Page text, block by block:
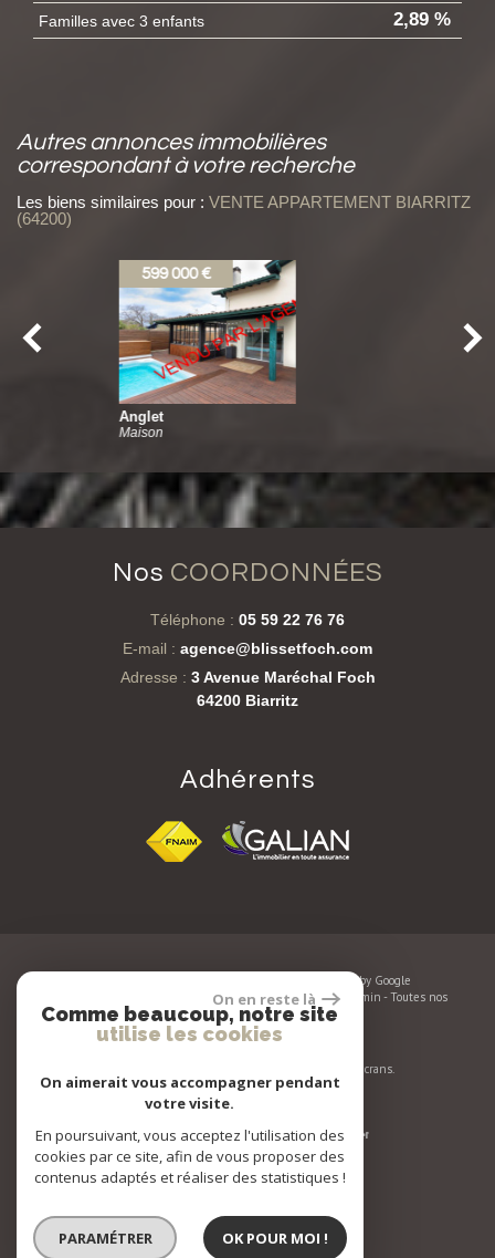
Familles avec 3 enfants 2,89 %
autres annonces immobilières
correspondant à votre recherche
Les biens similaires pour : VENTE APPARTEMENT BIARRITZ
(64200)
630 000 €
Appartement
nos COORDONNÉES
Téléphone : 05 59 22 76 76
E-mail : agence@blissetfoch.com
Adresse : 3 Avenue Maréchal Foch
64200 Biarritz
adhérents
© 2026 | Tous droits réservés | Traduction powered by Google
-Nos honoraires -Liens- Admin -Toutes nos
annonces- Politique RGPD
un seul site adaptable à tous les types d'écrans.
On en reste là
Comme beaucoup, notre site
utilise les cookies
On aimerait vous accompagner pendant
votre visite.
En poursuivant, vous acceptez l'utilisation des
cookies par ce site, afin de vous proposer des
contenus adaptés et réaliser des statistiques !
PARAMÉTRER OK POUR MOI !